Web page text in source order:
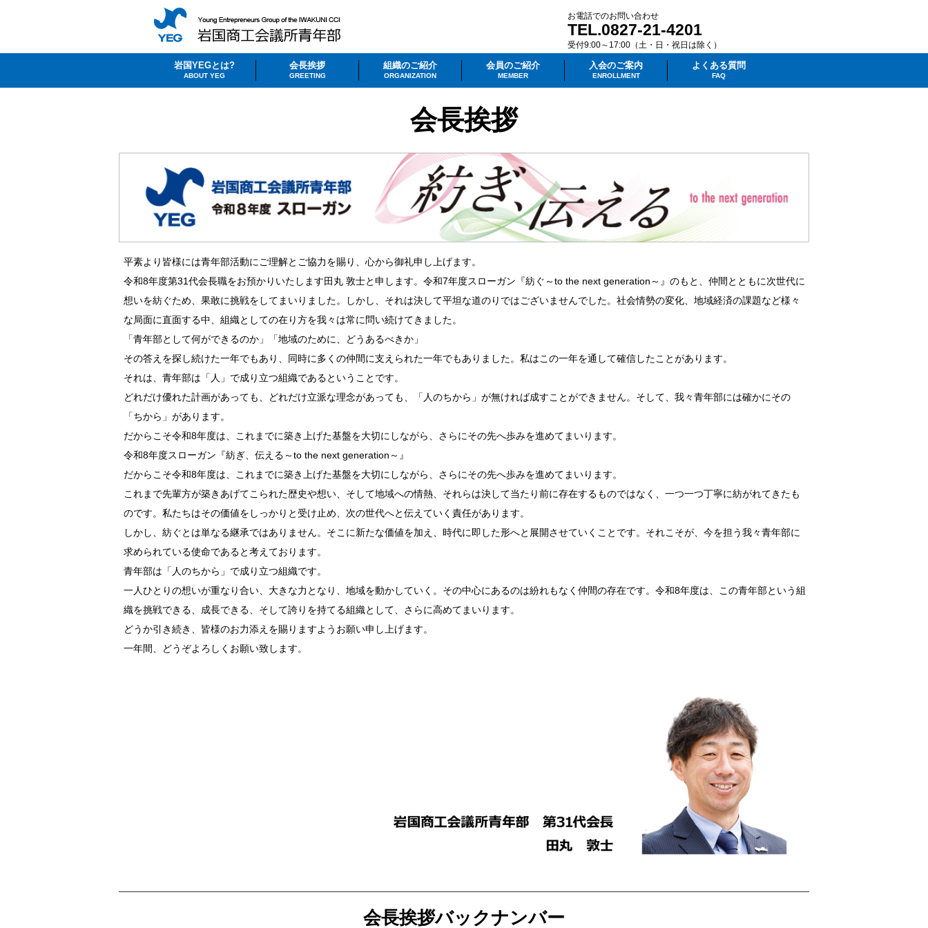
お電話でのお問い合わせ
TEL.0827-21-4201
受付9:00～17:00（土・日・祝日は除く）
岩国YEGとは?
ABOUT YEG
会長挨拶
GREETING
組織のご紹介
ORGANIZATION
会員のご紹介
MEMBER
入会のご案内
ENROLLMENT
よくある質問
FAQ
会長挨拶
平素より皆様には青年部活動にご理解とご協力を賜り、心から御礼申し上げます。
令和8年度第31代会長職をお預かりいたします田丸 敦士と申します。令和7年度スローガン『紡ぐ～to the next generation～』のもと、仲間とともに次世代に
想いを紡ぐため、果敢に挑戦をしてまいりました。しかし、それは決して平坦な道のりではございませんでした。社会情勢の変化、地域経済の課題など様々
な局面に直面する中、組織としての在り方を我々は常に問い続けてきました。
「青年部として何ができるのか」「地域のために、どうあるべきか」
その答えを探し続けた一年でもあり、同時に多くの仲間に支えられた一年でもありました。私はこの一年を通して確信したことがあります。
それは、青年部は「人」で成り立つ組織であるということです。
どれだけ優れた計画があっても、どれだけ立派な理念があっても、「人のちから」が無ければ成すことができません。そして、我々青年部には確かにその
「ちから」があります。
だからこそ令和8年度は、これまでに築き上げた基盤を大切にしながら、さらにその先へ歩みを進めてまいります。
令和8年度スローガン『紡ぎ、伝える～to the next generation～』
だからこそ令和8年度は、これまでに築き上げた基盤を大切にしながら、さらにその先へ歩みを進めてまいります。
これまで先輩方が築きあげてこられた歴史や想い、そして地域への情熱、それらは決して当たり前に存在するものではなく、一つ一つ丁寧に紡がれてきたも
のです。私たちはその価値をしっかりと受け止め、次の世代へと伝えていく責任があります。
しかし、紡ぐとは単なる継承ではありません。そこに新たな価値を加え、時代に即した形へと展開させていくことです。それこそが、今を担う我々青年部に
求められている使命であると考えております。
青年部は「人のちから」で成り立つ組織です。
一人ひとりの想いが重なり合い、大きな力となり、地域を動かしていく。その中心にあるのは紛れもなく仲間の存在です。令和8年度は、この青年部という組
織を挑戦できる、成長できる、そして誇りを持てる組織として、さらに高めてまいります。
どうか引き続き、皆様のお力添えを賜りますようお願い申し上げます。
一年間、どうぞよろしくお願い致します。
会長挨拶バックナンバー